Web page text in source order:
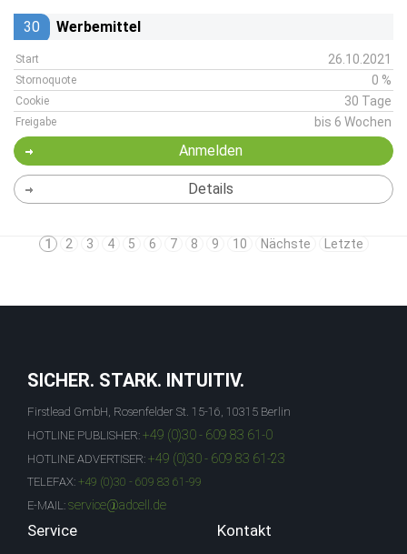
30 Werbemittel
Start 26.10.2021
Stornoquote 0 %
Cookie 30 Tage
Freigabe bis 6 Wochen
Anmelden
Details
1 2 3 4 5 6 7 8 9 10 Nächste Letzte
SICHER. STARK. INTUITIV.
Firstlead GmbH, Rosenfelder St. 15-16, 10315 Berlin
HOTLINE PUBLISHER: +49 (0)30 - 609 83 61-0
HOTLINE ADVERTISER: +49 (0)30 - 609 83 61-23
TELEFAX: +49 (0)30 - 609 83 61-99
E-MAIL: service@adcell.de
Service Kontakt